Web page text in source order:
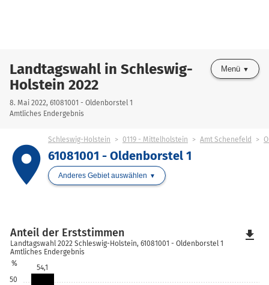
Landtagswahl in Schleswig-
Holstein 2022
8. Mai 2022, 61081001 - Oldenborstel 1
Amtliches Endergebnis
Menü
place
Schleswig-Holstein 0119 - Mittelholstein Amt Schenefeld
61081001 - Oldenborstel 1
Anderes Gebiet auswählen
50
%
54,1
Anteil der Erststimmen
Landtagswahl 2022 Schleswig-Holstein, 61081001 - Oldenborstel 1
Amtliches Endergebnis
file_download